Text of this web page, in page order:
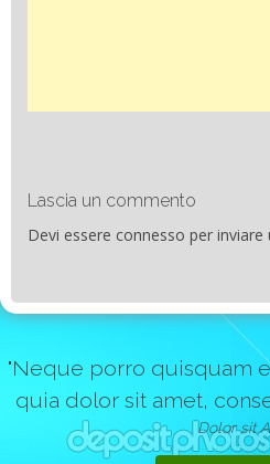
Lascia un commento
Devi essere connesso per inviare
"Neque porro quisquam
quia dolor sit amet,
Dolor sit